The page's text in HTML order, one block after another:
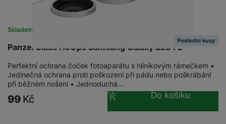
PanzerGlass HoOps Samsung Galaxy S23 FE
Skladem
Poslední kusy
Perfektní ochrana čoček fotoaparátu s hliníkovým rámečkem •
Jedinečná ochrana proti poškození při pádu nebo poškrábání
při běžném nošení • Jednoduchá…
99 Kč Do košíku